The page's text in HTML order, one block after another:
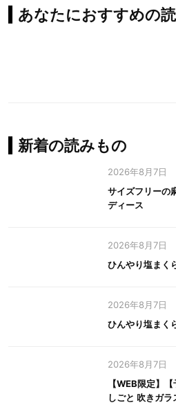
あなたにおすすめの
新着の読みもの
2026年8月7日
サイズフリーの
ディース
2026年8月7日
ひんやり塩まく
2026年8月7日
ひんやり塩まく
2026年8月7日
【WEB限定】
しごと 吹きガ